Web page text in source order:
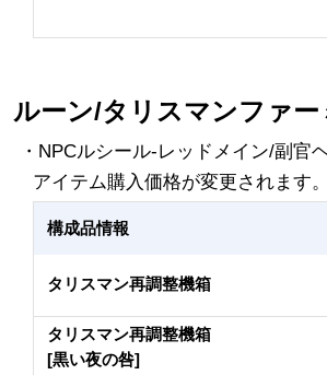
ルーン/タリスマンファー
・NPCルシール-レッドメイン/副官
アイテム購入価格が変更されます。
構成品情報
タリスマン再調整機箱
タリスマン再調整機箱
[黒い夜の咎]